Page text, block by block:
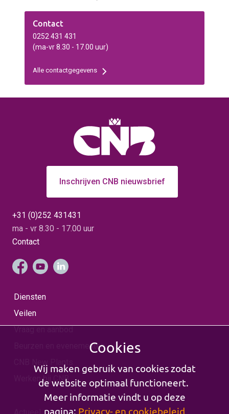
Contact
0252 431 431
(ma-vr 8.30 - 17.00 uur)
Alle contactgegevens
Inschrijven CNB nieuwsbrief
+31 (0)252 431431
ma - vr 8.30 - 17.00 uur
Contact
Diensten
Veilen
Beurzen en evenementen
Werken bij CNB
Cookies
Wij maken gebruik van cookies zodat
de website optimaal functioneert.
Meer informatie vindt u op deze
pagina: Privacy- en cookiebeleid